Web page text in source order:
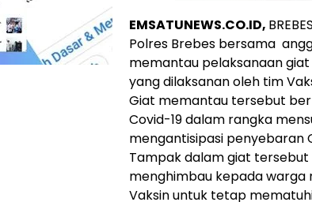
EMSATUNEWS.CO.ID,
Polres Brebes bersama
memantau pelaksanaan giat
yang dilaksanan oleh tim
Giat memantau tersebut
Covid-19 dalam rangka
mengantisipasi penyebaran
Tampak dalam giat tersebut
menghimbau kepada
Vaksin untuk tetap